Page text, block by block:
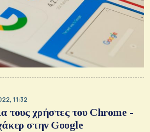
11:32
τους χρήστες του Chrome -
στην Google